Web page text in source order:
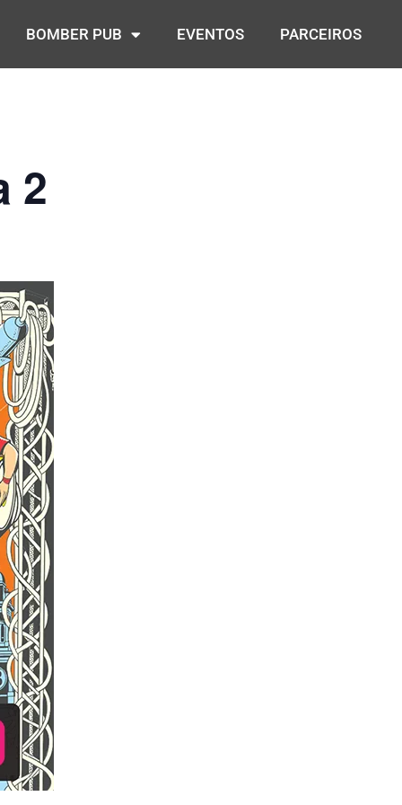
BOMBER PUB EVENTOS PARCEIROS
2